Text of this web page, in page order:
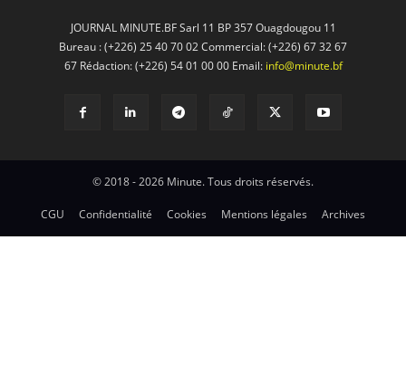
JOURNAL MINUTE.BF Sarl 11 BP 357 Ouagdougou 11
Bureau : (+226) 25 40 70 02 Commercial: (+226) 67 32 67
67 Rédaction: (+226) 54 01 00 00 Email: info@minute.bf
© 2018 - 2026 Minute. Tous droits réservés.
CGU Confidentialité Cookies Mentions légales Archives